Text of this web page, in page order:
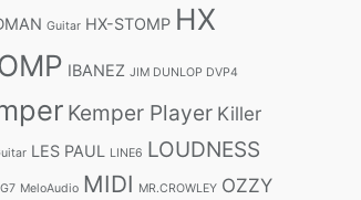
Guitar HX-STOMP HX
IBANEZ JIM DUNLOP DVP4
Kemper Player Killer
LES PAUL LINE6 LOUDNESS
MeloAudio MIDI MR.CROWLEY OZZY